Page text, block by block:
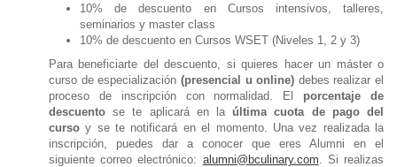
10% de descuento en Cursos intensivos, talleres,
seminarios y master class
10% de descuento en Cursos WSET (Niveles 1, 2 y 3)
Para beneficiarte del descuento, si quieres hacer un máster o
curso de especialización (presencial u online) debes realizar el
proceso de inscripción con normalidad. El porcentaje de
descuento se te aplicará en laúltima cuota de pago del
curso y se te notificará en el momento. Una vez realizada la
inscripción, puedes dar a conocer que eres Alumni en el
siguiente correo electrónico: alumni@bculinary.com . Si realizas